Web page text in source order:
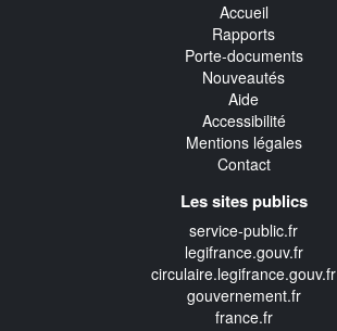
Accueil
Rapports
Porte-documents
Nouveautés
Aide
Accessibilité
Mentions légales
Contact
Les sites publics
service-public.fr
legifrance.gouv.fr
circulaire.legifrance.gouv.fr
gouvernement.fr
france.fr